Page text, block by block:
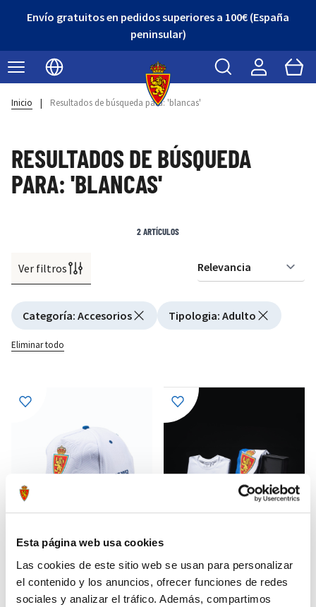
Esta página web usa cookies
Las cookies de este sitio web se usan para personalizar
el contenido y los anuncios, ofrecer funciones de redes
sociales y analizar el tráfico. Además, compartimos
Envío gratuitos en pedidos superiores a 100€ (España
peninsular)
Seleccionar idioma
Buscar Cart
Inicio | Resultados de búsqueda para: 'blancas'
RESULTADOS DE BÚSQUEDA
PARA: 'BLANCAS'
Ver filtros
Active filtering
Categoría: Accesorios Tipologia: Adulto
Eliminar todo
2ARTÍCULOS
GORRA BLANCA TROQUELADA 21,99 €
ROMAREDA